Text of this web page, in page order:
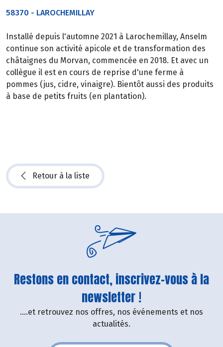
58370 - LAROCHEMILLAY
Installé depuis l'automne 2021 à Larochemillay, Anselm
continue son activité apicole et de transformation des
châtaignes du Morvan, commencée en 2018. Et avec un
collègue il est en cours de reprise d'une ferme à
pommes (jus, cidre, vinaigre). Bientôt aussi des produits
à base de petits fruits (en plantation).
Retour à la liste
Restons en contact, inscrivez-vous à la
newsletter !
....et retrouvez nos offres, nos événements et nos
actualités.